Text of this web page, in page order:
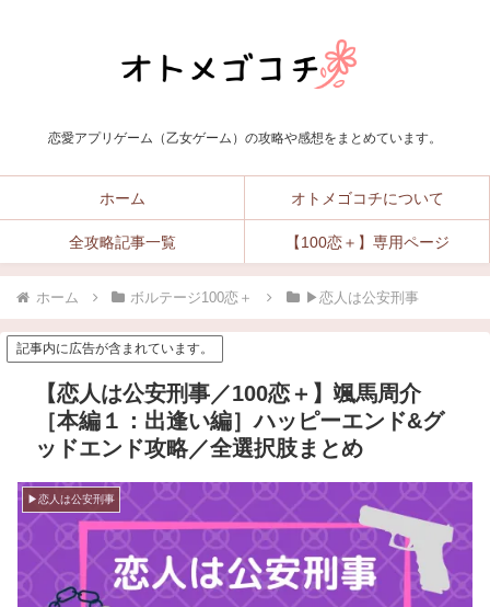
恋愛アプリゲーム（乙女ゲーム）の攻略や感想をまとめています。
ホーム オトメゴコチについて
全攻略記事一覧 【100恋＋】専用ページ
ホーム ボルテージ100恋＋ ▶︎恋人は公安刑事
記事内に広告が含まれています。
【恋人は公安刑事／100恋＋】颯馬周介
［本編１：出逢い編］ハッピーエンド&グ
ッドエンド攻略／全選択肢まとめ
▶︎恋人は公安刑事